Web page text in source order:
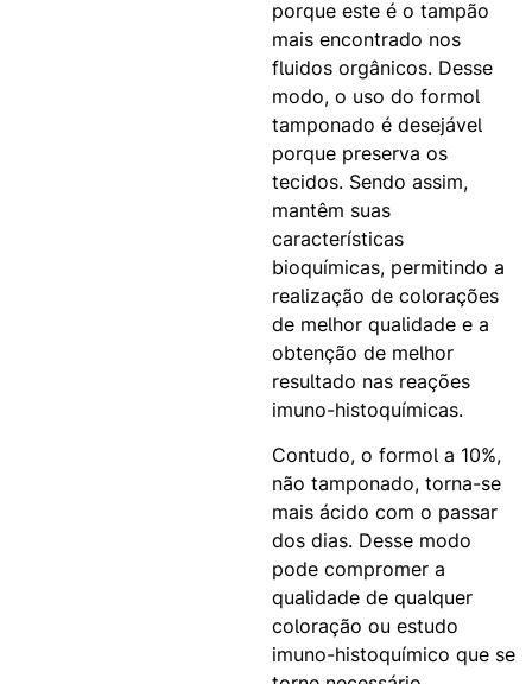
porque este é o tampão
mais encontrado nos
fluidos orgânicos. Desse
modo, o uso do formol
tamponado é desejável
porque preserva os
tecidos. Sendo assim,
mantêm suas
características
bioquímicas, permitindo a
realização de colorações
de melhor qualidade e a
obtenção de melhor
resultado nas reações
imuno-histoquímicas.
Contudo, o formol a 10%,
não tamponado, torna-se
mais ácido com o passar
dos dias. Desse modo
pode compromer a
qualidade de qualquer
coloração ou estudo
imuno-histoquímico que se